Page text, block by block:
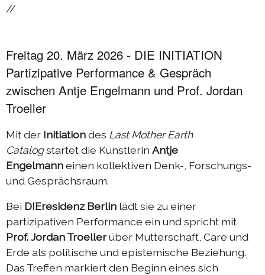
//
Freitag 20. März 2026 - DIE INITIATION
Partizipative Performance & Gespräch
zwischen Antje Engelmann und Prof. Jordan
Troeller
Mit der Initiationdes Last Mother Earth
Catalogstartet die Künstlerin Antje
Engelmanneinen kollektiven Denk-, Forschungs-
und Gesprächsraum.
Bei DIEresidenz Berlin lädt sie zu einer
partizipativen Performance ein und spricht mit
Prof. Jordan Troellerüber Mutterschaft, Care und
Erde als politische und epistemische Beziehung.
Das Treffen markiert den Beginn eines sich